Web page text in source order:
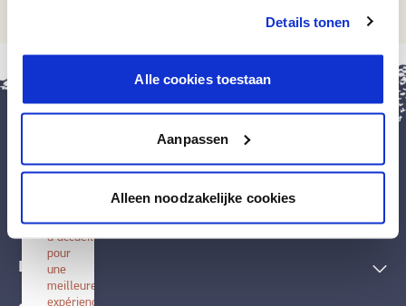
Details tonen
Alle cookies toestaan
Aanpassen
Alleen noodzakelijke cookies
Techniques décoratives
Inspiration
BOSS
application
écran
d'accueil
pour
une
meilleure
expérience.
fermer